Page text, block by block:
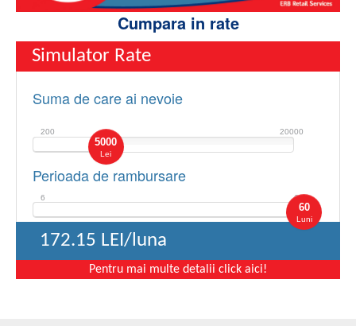
Cumpara in rate
Simulator Rate
Suma de care ai nevoie
5000
Lei
200 20000
Perioada de rambursare
60
Luni
6 60
172.15 LEI/luna
Pentru mai multe detalii click aici!